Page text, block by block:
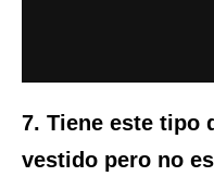
7. Tiene este tipo
vestido pero no